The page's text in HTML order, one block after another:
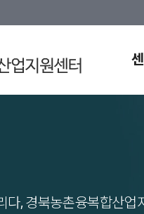
다, 경북농촌융복합산업